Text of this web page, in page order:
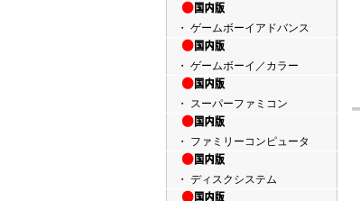
・ ゲームボーイアドバンス
・ ゲームボーイ／カラー
・ スーパーファミコン
・ ファミリーコンピュータ
・ ディスクシステム